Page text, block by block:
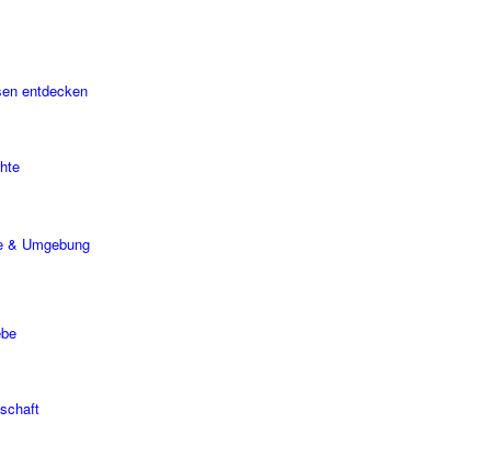
entdecken
& Umgebung